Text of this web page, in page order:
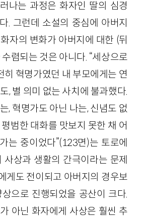
나는 과정은 화자인 딸의 심경
. 그런데 소설의 중심에 아버지
자의 변화가 아버지에 대한 (뒤
렴되는 것은 아니다. “세상으로
히 혁명가였던 내 부모에게는 연
, 별 의미 없는 사치에 불과했다.
, 혁명가도 아닌 나는, 신념도 없
범한 대화를 맛보지 못한 채 어
는 중이었다”(123면)는 토로에
사상과 생활의 간극이라는 문제
게도 전이되고 아버지의 경우보
으로 진행되었을 공산이 크다.
가 아닌 화자에게 사상은 훨씬 추